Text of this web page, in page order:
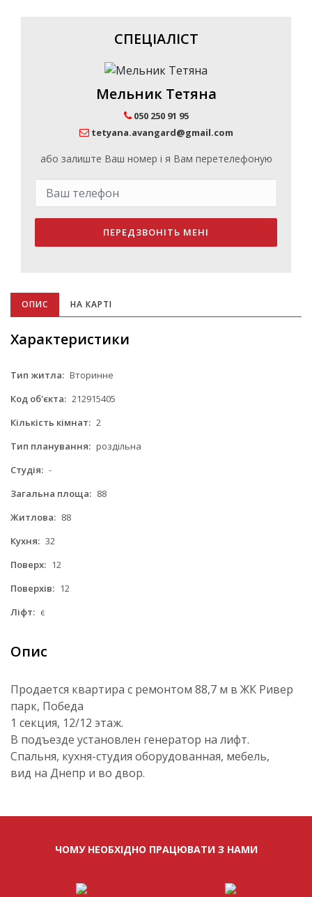
СПЕЦІАЛІСТ
Мельник Тетяна
050 250 91 95
tetyana.avangard@gmail.com
або залиште Ваш номер і я Вам перетелефоную
ПЕРЕДЗВОНІТЬ МЕНІ
ОПИС НА КАРТІ
Характеристики
Тип житла: Вторинне
Код об'єкта: 212915405
Кількість кімнат: 2
Тип планування: роздільна
Студія: -
Загальна площа: 88
Житлова: 88
Кухня: 32
Поверх: 12
Поверхів: 12
Ліфт: є
Опис
Продается квартира с ремонтом 88,7 м в ЖК Ривер
парк, Победа
1 секция, 12/12 этаж.
В подъезде установлен генератор на лифт.
Спальня, кухня-студия оборудованная, мебель,
вид на Днепр и во двор.
ЧОМУ НЕОБХІДНО ПРАЦЮВАТИ З НАМИ